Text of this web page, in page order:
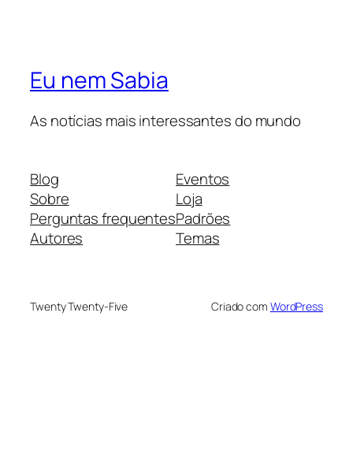
Eu nem Sabia
As notícias mais interessantes do mundo
Blog
Sobre
Perguntas frequentes
Autores
Eventos
Loja
Padrões
Temas
Twenty Twenty-Five Criado com WordPress